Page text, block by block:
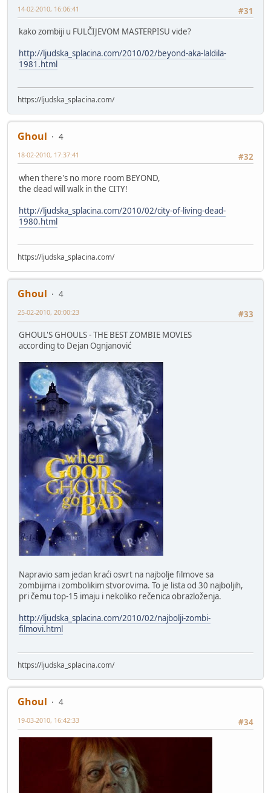
#31
14-02-2010, 16:06:41
kako zombiji u FULČIJEVOM MASTERPISU vide?
http://ljudska_splacina.com/2010/02/beyond-aka-laldila-
1981.html
https://ljudska_splacina.com/
Ghoul
4
#32
18-02-2010, 17:37:41
when there's no more room BEYOND,
the dead will walk in the CITY!
http://ljudska_splacina.com/2010/02/city-of-living-dead-
1980.html
https://ljudska_splacina.com/
Ghoul
4
#33
25-02-2010, 20:00:23
GHOUL'S GHOULS - THE BEST ZOMBIE MOVIES
according to Dejan Ognjanović
Napravio sam jedan kraći osvrt na najbolje filmove sa
zombijima i zombolikim stvorovima. To je lista od 30 najboljih,
pri čemu top-15 imaju i nekoliko rečenica obrazloženja.
http://ljudska_splacina.com/2010/02/najbolji-zombi-
filmovi.html
https://ljudska_splacina.com/
Ghoul
4
#34
19-03-2010, 16:42:33